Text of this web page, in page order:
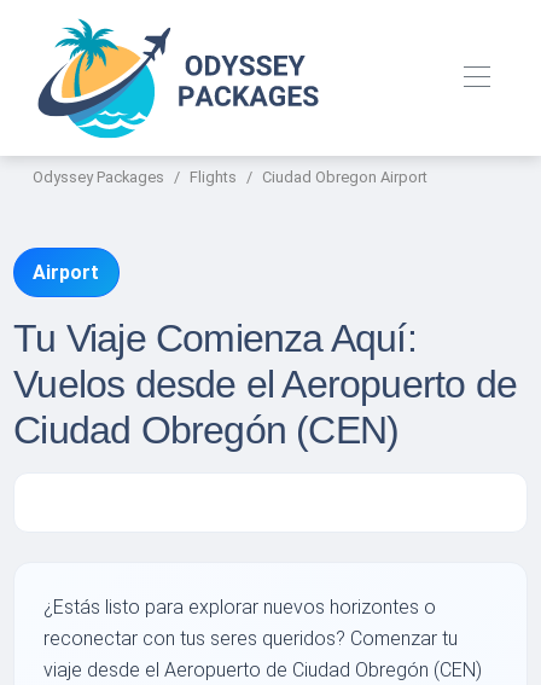
Odyssey Packages Flights Ciudad Obregon Airport
Airport
Tu Viaje Comienza Aquí:
Vuelos desde el Aeropuerto de
Ciudad Obregón (CEN)
¿Estás listo para explorar nuevos horizontes o
reconectar con tus seres queridos? Comenzar tu
viaje desde el Aeropuerto de Ciudad Obregón (CEN)